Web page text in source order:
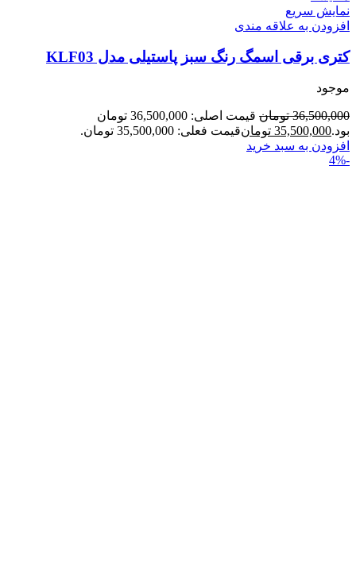
نمایش سریع
افزودن به علاقه مندی
کتری برقی اسمگ رنگ سبز پاستیلی مدل KLF03
موجود
36,500,000 تومان
قیمت اصلی: 36,500,000 تومان
بود.35,500,000 تومانقیمت فعلی: 35,500,000 تومان.
افزودن به سبد خرید
-4%